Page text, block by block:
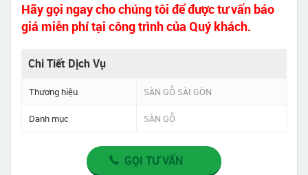
Hãy gọi ngay cho chúng tôi để được tư vấn báo
giá miễn phí tại công trình của Quý khách.
Chi Tiết Dịch Vụ
Thương hiệu SÀN GỖ SÀI GÒN
Danh mục SÀN GỖ
GỌI TƯ VẤN